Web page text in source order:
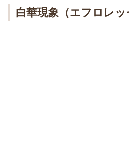
白華現象（エフロレッ